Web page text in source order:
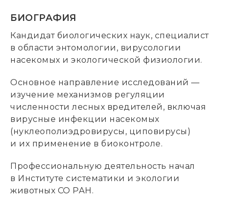
БИОГРАФИЯ
Кандидат биологических наук, специалист
в области энтомологии, вирусологии
насекомых и экологической физиологии.
Основное направление исследований —
изучение механизмов регуляции
численности лесных вредителей, включая
вирусные инфекции насекомых
(нуклеополиэдровирусы, циповирусы)
и их применение в биоконтроле.
Профессиональную деятельность начал
в Институте систематики и экологии
животных СО РАН.